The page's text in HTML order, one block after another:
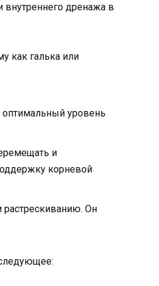
внутреннего дренажа в
как галька или
оптимальный уровень
и
корневой
Он